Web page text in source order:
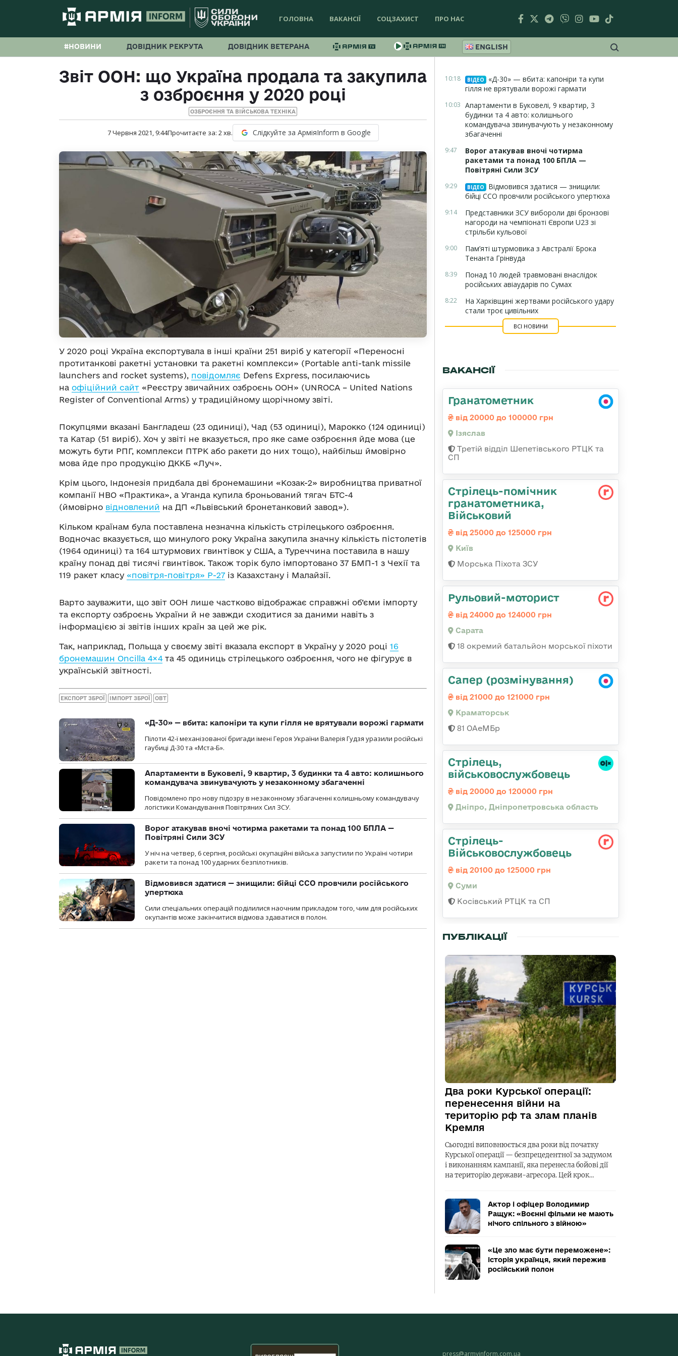
ГОЛОВНА ВАКАНСІЇ СОЦЗАХИСТ ПРО НАС
#НОВИНИ ДОВІДНИК РЕКРУТА ДОВІДНИК ВЕТЕРАНА ENGLISH
Звіт ООН: що Україна продала та закупила
з озброєння у 2020 році
ОЗБРОЄННЯ ТА ВІЙСЬКОВА ТЕХНІКА
7 Червня 2021, 9:44Прочитаєте за: 2хв. Слідкуйте за АрміяInform в Google
У 2020 році Україна експортувала в інші країни 251 виріб у категорії «Переносні
протитанкові ракетні установки та ракетні комплекси» (Portable anti-tank missile
launchers and rocket systems), повідомляє Defens Express, посилаючись
на офіційний сайт «Реєстру звичайних озброєнь ООН» (UNROCA – United Nations
Register of Conventional Arms) у традиційному щорічному звіті.
Покупцями вказані Бангладеш (23 одиниці), Чад (53 одиниці), Марокко (124 одиниці)
та Катар (51 виріб). Хоч у звіті не вказується, про яке саме озброєння йде мова (це
можуть бути РПГ, комплекси ПТРК або ракети до них тощо), найбільш ймовірно
мова йде про продукцію ДККБ «Луч».
Крім цього, Індонезія придбала дві бронемашини «Козак-2» виробництва приватної
компанії НВО «Практика», а Уганда купила броньований тягач БТС-4
(ймовірно відновлений на ДП «Львівський бронетанковий завод»).
Кільком країнам була поставлена незначна кількість стрілецького озброєння.
Водночас вказується, що минулого року Україна закупила значну кількість пістолетів
(1964 одиниці) та 164 штурмових гвинтівок у США, а Туреччина поставила в нашу
країну понад дві тисячі гвинтівок. Також торік було імпортовано 37 БМП-1 з Чехії та
119 ракет класу «повітря-повітря» Р-27із Казахстану і Малайзії.
Варто зауважити, що звіт ООН лише частково відображає справжні об’єми імпорту
та експорту озброєнь України й не завжди сходитися за даними навіть з
інформацією зі звітів інших країн за цей же рік.
Так, наприклад, Польща у своєму звіті вказала експорт в Україну у 2020 році 16
бронемашин Oncilla 4×4та 45 одиниць стрілецького озброєння, чого не фігурує в
українській звітності.
ЕКСПОРТ ЗБРОЇ ІМПОРТ ЗБРОЇ ОВТ
«Д-30» — вбита: капоніри та купи гілля не врятували ворожі гармати
Пілоти 42-ї механізованої бригади імені Героя України Валерія Гудзя уразили російські
гаубиці Д-30 та «Мста-Б».
Апартаменти в Буковелі, 9 квартир, 3 будинки та 4 авто: колишнього
командувача звинувачують у незаконному збагаченні
Повідомлено про нову підозру в незаконному збагаченні колишньому командувачу
логістики Командування Повітряних Сил ЗСУ.
Ворог атакував вночі чотирма ракетами та понад 100 БПЛА —
Повітряні Сили ЗСУ
У ніч на четвер, 6 серпня, російські окупаційні війська запустили по Україні чотири
ракети та понад 100 ударних безпілотників.
Відмовився здатися — знищили: бійці ССО провчили російського
упертюха
Сили спеціальних операцій поділилися наочним прикладом того, чим для російських
окупантів може закінчитися відмова здаватися в полон.
10:18 ВІДЕО
«Д-30» — вбита: капоніри та купи
гілля не врятували ворожі гармати
10:03 Апартаменти в Буковелі, 9 квартир, 3
будинки та 4 авто: колишнього
командувача звинувачують у незаконному
збагаченні
9:47
Ворог атакував вночі чотирма
ракетами та понад 100 БПЛА —
Повітряні Сили ЗСУ
9:29 ВІДЕО
Відмовився здатися — знищили:
бійці ССО провчили російського упертюха
9:14
Представники ЗСУ вибороли дві бронзові
нагороди на чемпіонаті Європи U23 зі
стрільби кульової
9:00
Пам’яті штурмовика з Австралії Брока
Тенанта Грінвуда
8:39
Понад 10 людей травмовані внаслідок
російських авіаударів по Сумах
8:22
На Харківщині жертвами російського удару
стали троє цивільних
ВСІ НОВИНИ
ВАКАНСІЇ
Гранатометник
від 20000 до 100000 грн
Ізяслав
Третій відділ Шепетівського РТЦК та
СП
Стрілець-помічник
гранатометника,
Військовий
від 25000 до 125000 грн
Київ
Морська Піхота ЗСУ
Рульовий-моторист
від 24000 до 124000 грн
Сарата
18 окремий батальйон морської піхоти
Сапер (розмінування)
від 21000 до 121000 грн
Краматорськ
81 ОАеМБр
Стрілець,
військовослужбовець
від 20000 до 120000 грн
Дніпро, Дніпропетровська область
Стрілець-
Військовослужбовець
від 20100 до 125000 грн
Суми
Косівський РТЦК та СП
ПУБЛІКАЦІЇ
Два роки Курської операції:
перенесення війни на
територію рф та злам планів
Кремля
Сьогодні виповнюється два роки від початку
Курської операції — безпрецедентної за задумом
і виконанням кампанії, яка перенесла бойові дії
на територію держави-агресора. Цей крок…
Актор і офіцер Володимир
Ращук: «Воєнні фільми не мають
нічого спільного з війною»
«Це зло має бути переможене»:
історія українця, який пережив
російський полон
press@armyinform.com.ua